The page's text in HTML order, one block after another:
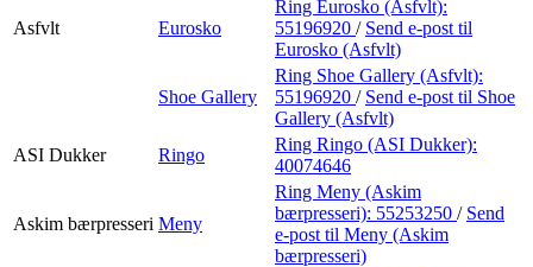
Asfvlt Eurosko
Ring Eurosko (Asfvlt):
55196920 / Send e-post til
Eurosko (Asfvlt)
Shoe Gallery
Ring Shoe Gallery (Asfvlt):
55196920 / Send e-post til Shoe
Gallery (Asfvlt)
ASI Dukker
Ringo
Ring Ringo (ASI Dukker):
40074646
Askim bærpresseri Meny
Ring Meny (Askim
bærpresseri): 55253250 / Send
e-post til Meny (Askim
bærpresseri)